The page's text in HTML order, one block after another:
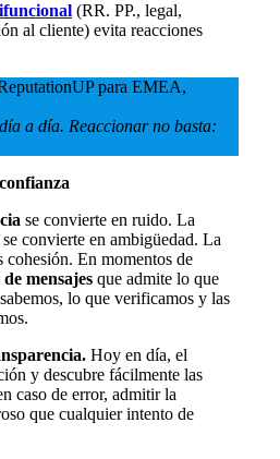
(RR. PP., legal,
al cliente) evita reacciones
para EMEA,
a día. Reaccionar no basta:
se convierte en ruido. La
se convierte en ambigüedad. La
cohesión. En momentos de
mensajes que admite lo que
lo que verificamos y las
Hoy en día, el
y descubre fácilmente las
caso de error, admitir la
que cualquier intento de